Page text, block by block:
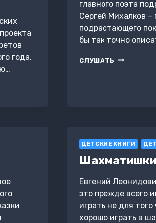
года.
главного поэта
Сергей Михалков –
подрастающего
бы так точно
СЛУШАТЬ А
ДЕТСКИЕ КНИГИ
Шахматишки
Евгений
это прежде всего
играть не для
хорошо играть в